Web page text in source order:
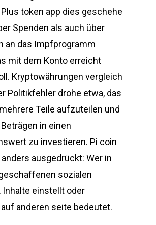
token app dies geschehe
Spenden als auch über
an das Impfprogramm
mit dem Konto erreicht
Kryptowährungen vergleich
Politikfehler drohe etwa, das
Teile aufzuteilen und
in einen
zu investieren. Pi coin
ausgedrückt: Wer in
sozialen
einstellt oder
anderen seite bedeutet.